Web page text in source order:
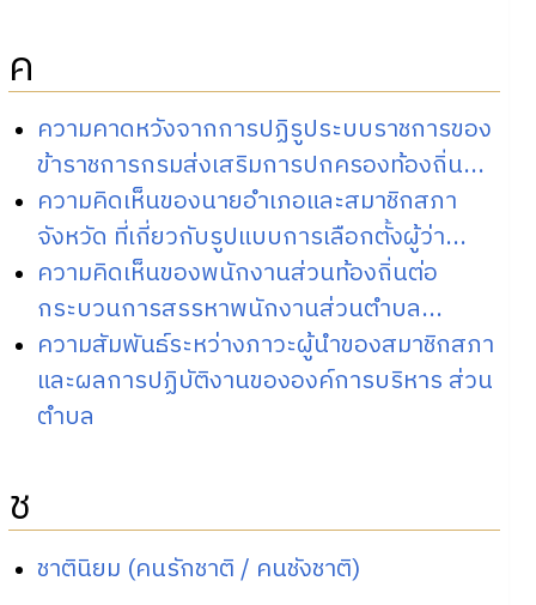
ค
ความคาดหวังจากการปฏิรูประบบราชการของ
ข้าราชการกรมส่งเสริมการปกครองท้องถิ่น...
ความคิดเห็นของนายอำเภอและสมาชิกสภา
จังหวัด ที่เกี่ยวกับรูปแบบการเลือกตั้งผู้ว่า...
ความคิดเห็นของพนักงานส่วนท้องถิ่นต่อ
กระบวนการสรรหาพนักงานส่วนตำบล...
ความสัมพันธ์ระหว่างภาวะผู้นำของสมาชิกสภา
และผลการปฏิบัติงานขององค์การบริหาร ส่วน
ตำบล
ช
ชาตินิยม (คนรักชาติ / คนชังชาติ)